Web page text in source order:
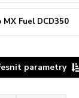
Fuel DCD350
parametry